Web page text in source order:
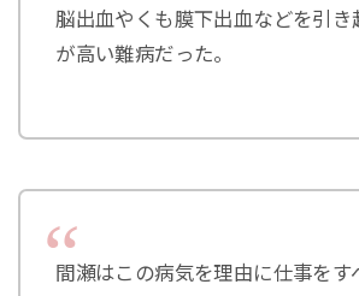
脳出血やくも膜下出血などを引き
が高い難病だった。
間瀬はこの病気を理由に仕事をす